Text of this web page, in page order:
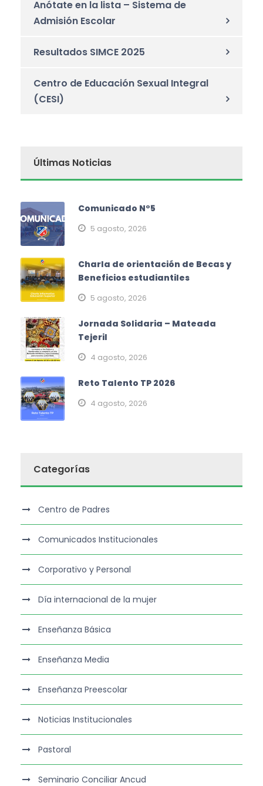
Anótate en la lista – Sistema de
Admisión Escolar
Resultados SIMCE 2025
Centro de Educación Sexual Integral
(CESI)
Últimas Noticias
Comunicado N°5
5 agosto, 2026
Charla de orientación de Becas y
Beneficios estudiantiles
5 agosto, 2026
Jornada Solidaria – Mateada
Tejeril
4 agosto, 2026
Reto Talento TP 2026
4 agosto, 2026
Categorías
Centro de Padres
Comunicados Institucionales
Corporativo y Personal
Día internacional de la mujer
Enseñanza Básica
Enseñanza Media
Enseñanza Preescolar
Noticias Institucionales
Pastoral
Seminario Conciliar Ancud